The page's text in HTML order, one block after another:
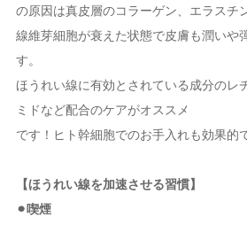
の原因は真皮層のコラーゲン、エラスチ
線維芽細胞が衰えた状態で皮膚も潤いや
す。
ほうれい線に有効とされている成分のレ
ミドなど配合のケアがオススメ
です！ヒト幹細胞でのお手入れも効果的
【ほうれい線を加速させる習慣】
⚫︎喫煙